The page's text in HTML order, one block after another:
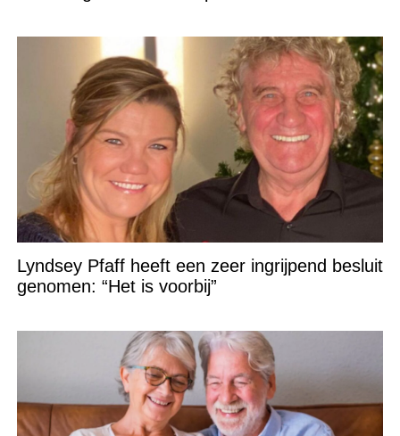
Lyndsey Pfaff heeft een zeer ingrijpend besluit
genomen: “Het is voorbij”